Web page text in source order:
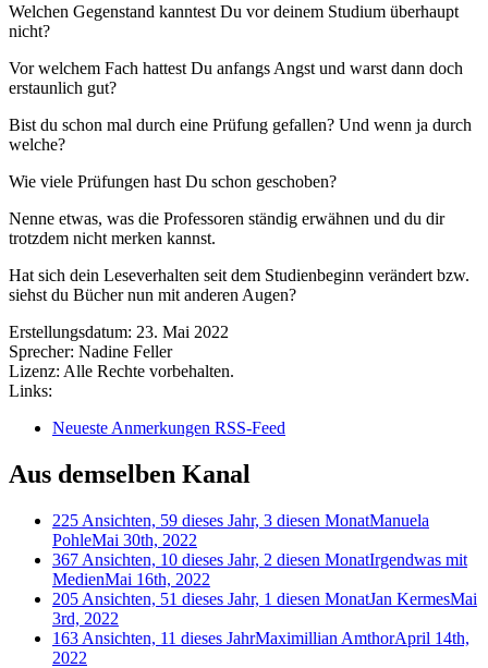
Welchen Gegenstand kanntest Du vor deinem Studium überhaupt
nicht?
Vor welchem Fach hattest Du anfangs Angst und warst dann doch
erstaunlich gut?
Bist du schon mal durch eine Prüfung gefallen? Und wenn ja durch
welche?
Wie viele Prüfungen hast Du schon geschoben?
Nenne etwas, was die Professoren ständig erwähnen und du dir
trotzdem nicht merken kannst.
Hat sich dein Leseverhalten seit dem Studienbeginn verändert bzw.
siehst du Bücher nun mit anderen Augen?
Erstellungsdatum: 23. Mai 2022
Sprecher: Nadine Feller
Lizenz: Alle Rechte vorbehalten.
Links:
Neueste Anmerkungen RSS-Feed
Aus demselben Kanal
225 Ansichten, 59 dieses Jahr, 3 diesen MonatManuela
PohleMai 30th, 2022
367 Ansichten, 10 dieses Jahr, 2 diesen MonatIrgendwas mit
MedienMai 16th, 2022
205 Ansichten, 51 dieses Jahr, 1 diesen MonatJan KermesMai
3rd, 2022
163 Ansichten, 11 dieses JahrMaximillian AmthorApril 14th,
2022